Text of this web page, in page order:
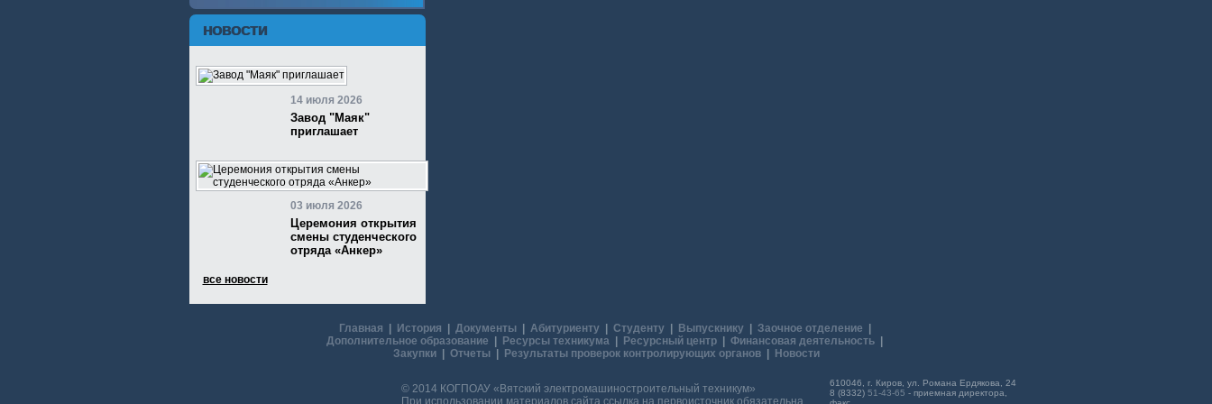
НОВОСТИ
14 июля 2026
Завод "Маяк"
приглашает
03 июля 2026
Церемония открытия
смены студенческого
отряда «Анкер»
все новости
Главная История Документы| Абитуриенту| Студенту| Выпускнику| Заочное отделение
Дополнительное образование
Ресурсы техникума Ресурсный центр Финансовая деятельность
Закупки| Отчеты| Результаты проверок контролирующих органов| Новости
© 2014 КОГПОАУ «Вятский электромашиностроительный техникум»
При использовании материалов сайта ссылка на первоисточник обязательна.
610046, г. Киров, ул. Романа Ердякова, 24
8 (8332) 51-43-65 - приемная директора,